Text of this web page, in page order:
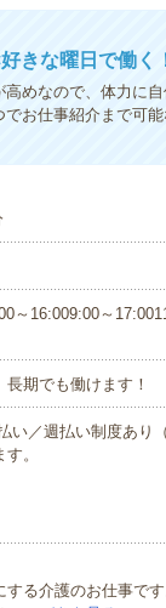
きな曜日で働く
めなので、体力に
お仕事紹介まで可
16:009:00～
期でも働けます！
／週払い制度あり
。
る介護のお仕事で